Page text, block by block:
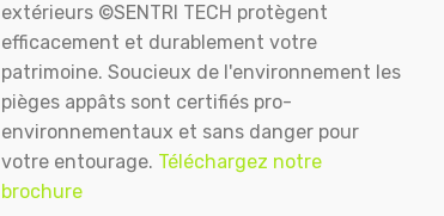
extérieurs ©SENTRI TECH protègent
efficacement et durablement votre
patrimoine. Soucieux de l'environnement les
pièges appâts sont certifiés pro-
environnementaux et sans danger pour
votre entourage. Téléchargez notre
brochure